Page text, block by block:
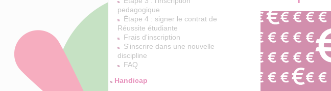
pedagogique
Étape 4 : signer le contrat de
Réussite étudiante
Frais d'inscription
S'inscrire dans une nouvelle
discipline
FAQ
Handicap